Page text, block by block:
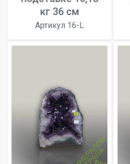
кг 36 см
Артикул 16-L